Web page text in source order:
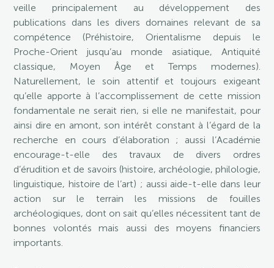
veille principalement au développement des
publications dans les divers domaines relevant de sa
compétence (Préhistoire, Orientalisme depuis le
Proche-Orient jusqu’au monde asiatique, Antiquité
classique, Moyen Âge et Temps modernes).
Naturellement, le soin attentif et toujours exigeant
qu’elle apporte à l’accomplissement de cette mission
fondamentale ne serait rien, si elle ne manifestait, pour
ainsi dire en amont, son intérêt constant à l’égard de la
recherche en cours d’élaboration ; aussi l’Académie
encourage-t-elle des travaux de divers ordres
d’érudition et de savoirs (histoire, archéologie, philologie,
linguistique, histoire de l’art) ; aussi aide-t-elle dans leur
action sur le terrain les missions de fouilles
archéologiques, dont on sait qu’elles nécessitent tant de
bonnes volontés mais aussi des moyens financiers
importants.